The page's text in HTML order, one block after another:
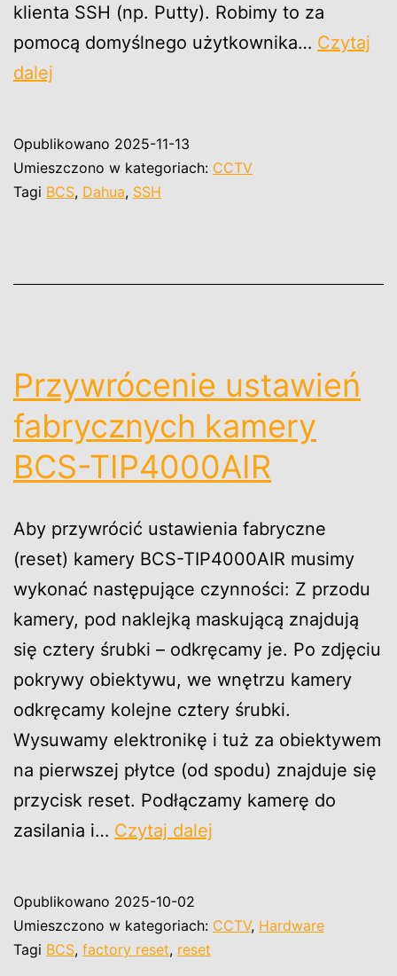
klienta SSH (np. Putty). Robimy to za
pomocą domyślnego użytkownika… Czytaj
dalej
Opublikowano 2025-11-13
Umieszczono w kategoriach: CCTV
Tagi BCS, Dahua, SSH
Przywrócenie ustawień
fabrycznych kamery
BCS-TIP4000AIR
Aby przywrócić ustawienia fabryczne
(reset) kamery BCS-TIP4000AIR musimy
wykonać następujące czynności: Z przodu
kamery, pod naklejką maskującą znajdują
się cztery śrubki – odkręcamy je. Po zdjęciu
pokrywy obiektywu, we wnętrzu kamery
odkręcamy kolejne cztery śrubki.
Wysuwamy elektronikę i tuż za obiektywem
na pierwszej płytce (od spodu) znajduje się
przycisk reset. Podłączamy kamerę do
zasilania i… Czytaj dalej
kamery
Opublikowano 2025-10-02
Umieszczono w kategoriach: CCTV, Hardware
Tagi BCS, factory reset, reset